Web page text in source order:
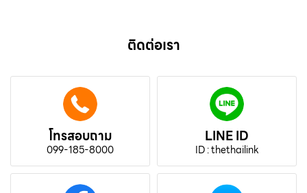
ติดต่อเรา
โทรสอบถาม
099-185-8000
LINE ID
ID : thethailink